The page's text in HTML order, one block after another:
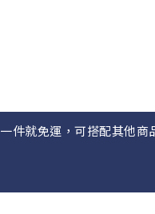
件就免運，可搭配其他商